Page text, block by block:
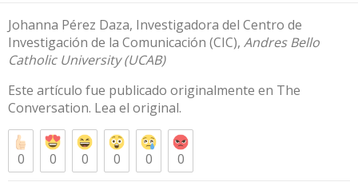
Johanna Pérez Daza, Investigadora del Centro de
Investigación de la Comunicación (CIC), Andres Bello
Catholic University (UCAB)
Este artículo fue publicado originalmente en The
Conversation. Lea el original.
0 0 0 0 0 0